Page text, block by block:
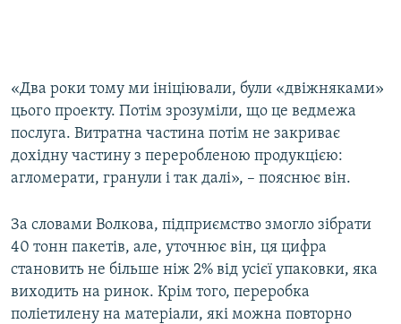
«Два роки тому ми ініціювали, були «двіжняками»
цього проекту. Потім зрозуміли, що це ведмежа
послуга. Витратна частина потім не закриває
дохідну частину з переробленою продукцією:
агломерати, гранули і так далі», – пояснює він.
За словами Волкова, підприємство змогло зібрати
40 тонн пакетів, але, уточнює він, ця цифра
становить не більше ніж 2% від усієї упаковки, яка
виходить на ринок. Крім того, переробка
поліетилену на матеріали, які можна повторно